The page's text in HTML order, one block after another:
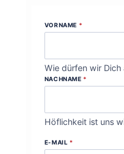
VORNAME *
Wie dürfen wir Dich
NACHNAME *
Höflichkeit ist uns
E-MAIL *